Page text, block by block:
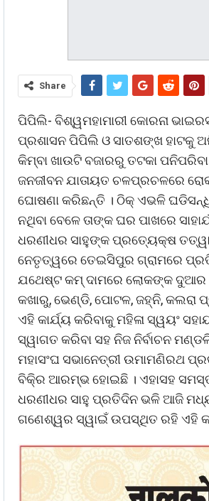
Share
ପିପିଲି- ବିଶ୍ୱମହାମାରୀ କୋରନା
ପ୍ରଶାସନ ପିପିଲି ଓ ସାତଶଙ୍ଖ ହାଟକୁ
କିମ୍ବା ଖାଉଟି ବଜାରରୁ ତଟକା
ଜନଜୀବନ ଯାତାୟତ ଚଳପ୍ରଚଳରେ ରୋକ
ଘୋଷଣା କରିଛନ୍ତି । ଠିକ୍ ଏଭଳି ଘଡିସନ୍ଧି
ନଥିବା ବେଳେ ତାଙ୍କ ଘର ପାଖରେ
ଧରଣୀଧର ସାହୁଙ୍କ ପ୍ରତ୍ୟେକ୍ଷ
ନେତୃତ୍ୱରେ ତେଇସିପୁର ଗ୍ରାମରେ
ଯଥେଷ୍ଟ କମ୍ ଦାମରେ ଲୋକଙ୍କ ଦୁଆର
କଖାରୁ, ଭେଣ୍ଡି, ପୋଟଳ, ଜହ୍ନି, କଲରା
ଏହି କାର୍ଯ୍ୟ କରିବାକୁ ମହିଳା ସ୍ୱୟଂ
ସ୍ୱାଗତ କରିବା ସହ ନିଜ ନିର୍ବାଚନ
ମହାସଂଘ ସଭାନେତ୍ରୀ ଉମାମଣିରଥ
ବିକି୍ର ଆରମ୍ଭ ହୋଇଛି । ଏହାସହ
ଧରଣୀଧର ସାହୁ ପ୍ରତିଦିନ ଭଳି ଆଜି
ଗଣେଶ୍ୱର ସ୍ୱାଇଁ ଉପସ୍ଥିତ ରହି ଏହି